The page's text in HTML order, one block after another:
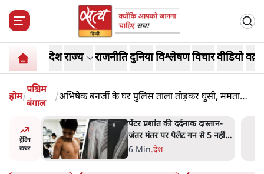
देशराज्य राजनीतिदुनियाविश्लेषणविचारवीडियो
होम/
पश्चिम
बंगाल
/अभिषेक बनर्जी के घर पुलिस ताला तोड़कर घुसी, ममता
ट्रेंडिंग
ख़बर
5 नहीं,
क्या 95 साल पुराने भारतीय
सांख्यिकी संस्थान की स्वायत्तता पर
भी अब मंडरा रहा ख़तरा?
8 Min.विश्लेषण